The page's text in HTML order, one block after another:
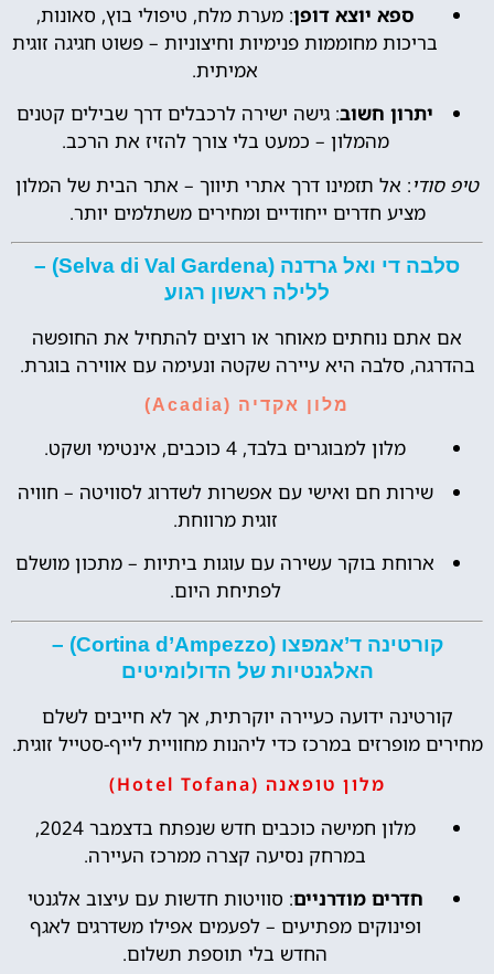
ספא יוצא דופן: מערת מלח, טיפולי בוץ, סאונות,
בריכות מחוממות פנימיות וחיצוניות – פשוט חגיגה זוגית
אמיתית.
יתרון חשוב: גישה ישירה לרכבלים דרך שבילים קטנים
מהמלון – כמעט בלי צורך להזיז את הרכב.
טיפ סודי: אל תזמינו דרך אתרי תיווך – אתר הבית של המלון
מציע חדרים ייחודיים ומחירים משתלמים יותר.
סלבה די ואל גרדנה (Selva di Val Gardena) –
ללילה ראשון רגוע
אם אתם נוחתים מאוחר או רוצים להתחיל את החופשה
בהדרגה, סלבה היא עיירה שקטה ונעימה עם אווירה בוגרת.
מלון אקדיה (Acadia)
מלון למבוגרים בלבד, 4 כוכבים, אינטימי ושקט.
שירות חם ואישי עם אפשרות לשדרוג לסוויטה – חוויה
זוגית מרווחת.
ארוחת בוקר עשירה עם עוגות ביתיות – מתכון מושלם
לפתיחת היום.
קורטינה ד’אמפצו (Cortina d’Ampezzo) –
האלגנטיות של הדולומיטים
קורטינה ידועה כעיירה יוקרתית, אך לא חייבים לשלם
מחירים מופרזים במרכז כדי ליהנות מחוויית לייף-סטייל זוגית.
מלון טופאנה (Hotel Tofana)
מלון חמישה כוכבים חדש שנפתח בדצמבר 2024,
במרחק נסיעה קצרה ממרכז העיירה.
חדרים מודרניים: סוויטות חדשות עם עיצוב אלגנטי
ופינוקים מפתיעים – לפעמים אפילו משדרגים לאגף
החדש בלי תוספת תשלום.